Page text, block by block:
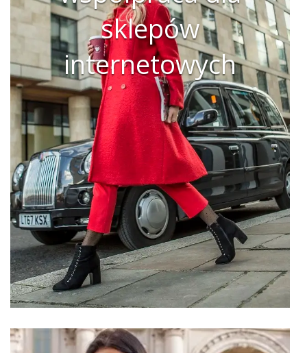
sklepów
internetowych